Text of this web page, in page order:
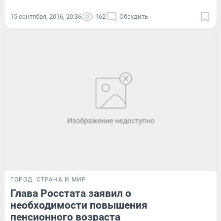
15 сентября, 2016, 20:36 162 Обсудить
ГОРОД СТРАНА И МИР
Глава Росстата заявил о
необходимости повышения
пенсионного возраста